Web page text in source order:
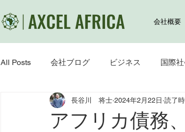
会社概要
All Posts 会社ブログ ビジネス 国際
安全対策
アフリカ債務
長谷川 将士 2024年2月22日 読了